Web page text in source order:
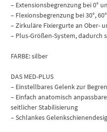
– Extensionsbegrenzung bei 0°
– Flexionsbegrenzung bei 30°,
– Zirkuläre Fixiergurte an Ober-
– Plus-Größen-System, dadurch
FARBE: silber
DAS MED-PLUS
– Einstellbares Gelenk zur
– Einfach anatomisch
seitlicher Stabilisierung
– Schlankes